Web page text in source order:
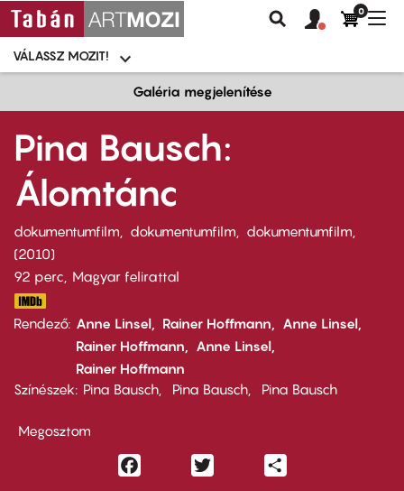
Moziválasztó
menü
VÁLASSZ MOZIT!
Keresés
Felhasználói
fiók
0
Galéria megjelenítése
Pina Bausch:
Álomtánc
dokumentumfilm dokumentumfilm
dokumentumfilm
2010
92 perc,
Magyar felirattal
Rendező Anne Linsel Rainer Hoffmann
Anne Linsel
Rainer Hoffmann
Anne Linsel
Rainer Hoffmann
Színészek
Pina Bausch Pina Bausch Pina Bausch
Megosztom
Facebook